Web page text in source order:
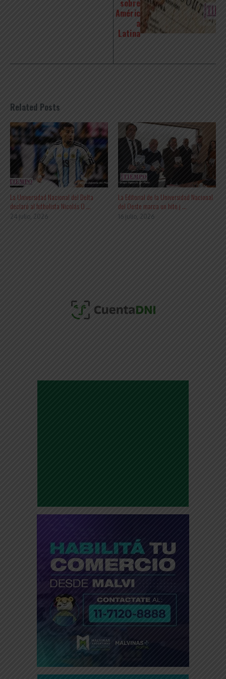
sobre
Améric
a
Latina
Related Posts
La Universidad Nacional del Delta
declaró al futbolista Nicolás O ...
24 julio, 2026
La Editorial de la Universidad Nacional
del Oeste marca un hito j ...
16 julio, 2026